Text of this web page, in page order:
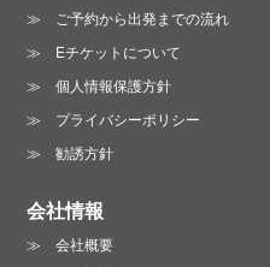
ご予約から出発までの流れ
Eチケットについて
個人情報保護方針
プライバシーポリシー
勧誘方針
会社情報
会社概要